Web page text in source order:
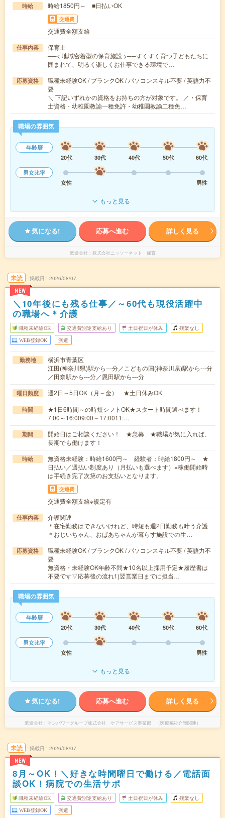
時給 時給1850円～ ■日払いOK
交通費
交通費全額支給
仕事内容
保育士
──< 地域密着型の保育施設 >──すくすく育つ子どもたちに
囲まれて、明るく楽しくお仕事できる環境で…
応募資格
職種未経験OK / ブランクOK / パソコンスキル不要 / 英語力不
要
＼ 下記いずれかの資格をお持ちの方が対象です。 ／・保育
士資格・幼稚園教諭一種免許・幼稚園教諭二種免…
職場の雰囲気
年齢層
20代
30代 40代 50代
60代
男女比率
女性
男性
もっと見る
気になる! 応募へ進む 詳しく見る
派遣会社 株式会社ニッソーネット 保育
未読
NEW
掲載日 2026/08/07
＼10年後にも残る仕事／～60代も現役活躍中
の職場へ＊介護
職種未経験OK 交通費別途支給あり 土日祝日が休み 残業なし
WEB登録OK 派遣
勤務地
横浜市青葉区
江田(神奈川県)駅から---分／こどもの国(神奈川県)駅から---分
／田奈駅から---分／恩田駅から---分
曜日頻度 週2日～5日OK（月～金） ★土日休みOK
時間
★1日6時間～の時短シフトOK★スタート時間選べます！
7:00～16:009:00～17:0011:…
期間
開始日はご相談ください！ ★急募 ★職場が気に入れば、
長期でも働けます！
時給
無資格未経験：時給1600円～ 経験者：時給1800円～ ★
日払い／週払い制度あり（月払いも選べます）※稼働開始時
は手続き完了次第のお支払いとなります。
交通費
交通費全額支給※規定有
仕事内容
介護関連
＊在宅勤務はできないけれど、時短も週2日勤務も叶う介護
＊おじいちゃん、おばあちゃんが暮らす施設での生…
応募資格
職種未経験OK / ブランクOK / パソコンスキル不要 / 英語力不
要
無資格・未経験OK年齢不問★10名以上採用予定★履歴書は
不要です▽応募後の流れ1)翌営業日までに担当…
職場の雰囲気
年齢層
20代
30代 40代 50代
60代
男女比率
女性
男性
もっと見る
気になる! 応募へ進む 詳しく見る
派遣会社 マンパワーグループ株式会社 ケアサービス事業部 （医療福祉介護関連）
未読
NEW
掲載日 2026/08/07
8月～OK！＼好きな時間曜日で働ける／電話面
談OK！病院での生活サポ
職種未経験OK 交通費別途支給あり 土日祝日が休み 残業なし
WEB登録OK 派遣